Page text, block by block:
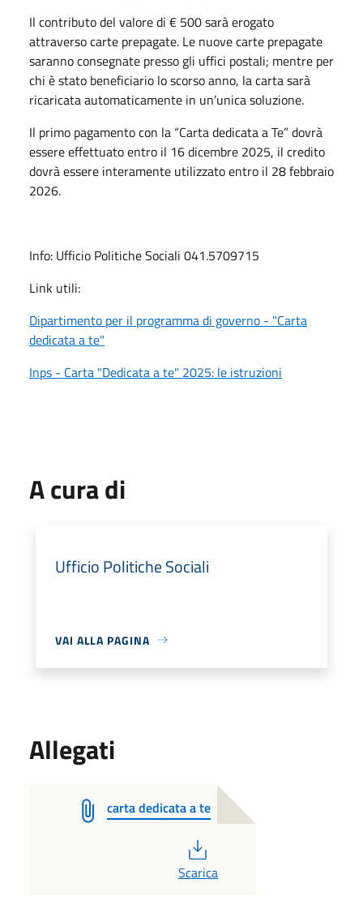
Il contributo del valore di € 500 sarà erogato
attraverso carte prepagate. Le nuove carte prepagate
saranno consegnate presso gli uffici postali; mentre per
chi è stato beneficiario lo scorso anno, la carta sarà
ricaricata automaticamente in un’unica soluzione.
Il primo pagamento con la “Carta dedicata a Te” dovrà
essere effettuato entro il 16 dicembre 2025, il credito
dovrà essere interamente utilizzato entro il 28 febbraio
2026.
Info: Ufficio Politiche Sociali 041.5709715
Link utili:
Dipartimento per il programma di governo - "Carta
dedicata a te"
Inps - Carta "Dedicata a te" 2025: le istruzioni
A cura di
Ufficio Politiche Sociali
VAI ALLA PAGINA
Allegati
carta dedicata a te
Scarica